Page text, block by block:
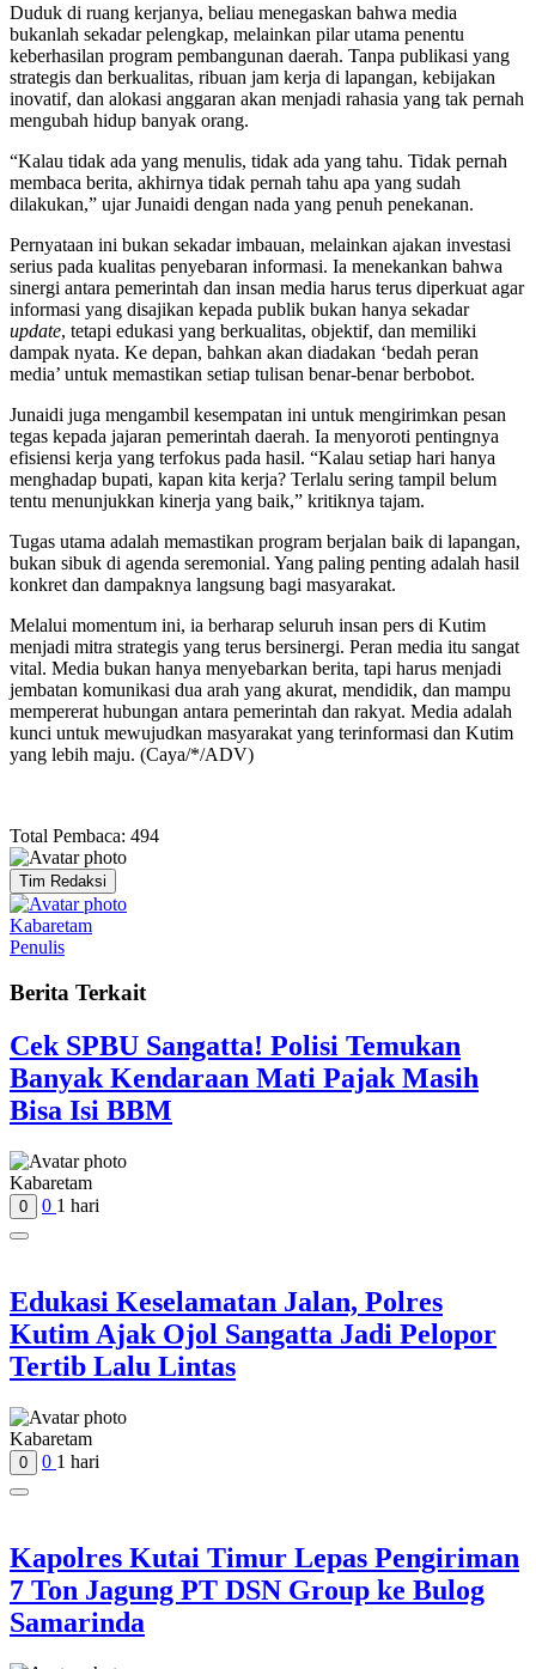
Duduk di ruang kerjanya, beliau menegaskan bahwa media
bukanlah sekadar pelengkap, melainkan pilar utama penentu
keberhasilan program pembangunan daerah. Tanpa publikasi yang
strategis dan berkualitas, ribuan jam kerja di lapangan, kebijakan
inovatif, dan alokasi anggaran akan menjadi rahasia yang tak pernah
mengubah hidup banyak orang.
“Kalau tidak ada yang menulis, tidak ada yang tahu. Tidak pernah
membaca berita, akhirnya tidak pernah tahu apa yang sudah
dilakukan,” ujar Junaidi dengan nada yang penuh penekanan.
Pernyataan ini bukan sekadar imbauan, melainkan ajakan investasi
serius pada kualitas penyebaran informasi. Ia menekankan bahwa
sinergi antara pemerintah dan insan media harus terus diperkuat agar
informasi yang disajikan kepada publik bukan hanya sekadar
update, tetapi edukasi yang berkualitas, objektif, dan memiliki
dampak nyata. Ke depan, bahkan akan diadakan ‘bedah peran
media’ untuk memastikan setiap tulisan benar-benar berbobot.
Junaidi juga mengambil kesempatan ini untuk mengirimkan pesan
tegas kepada jajaran pemerintah daerah. Ia menyoroti pentingnya
efisiensi kerja yang terfokus pada hasil. “Kalau setiap hari hanya
menghadap bupati, kapan kita kerja? Terlalu sering tampil belum
tentu menunjukkan kinerja yang baik,” kritiknya tajam.
Tugas utama adalah memastikan program berjalan baik di lapangan,
bukan sibuk di agenda seremonial. Yang paling penting adalah hasil
konkret dan dampaknya langsung bagi masyarakat.
Melalui momentum ini, ia berharap seluruh insan pers di Kutim
menjadi mitra strategis yang terus bersinergi. Peran media itu sangat
vital. Media bukan hanya menyebarkan berita, tapi harus menjadi
jembatan komunikasi dua arah yang akurat, mendidik, dan mampu
mempererat hubungan antara pemerintah dan rakyat. Media adalah
kunci untuk mewujudkan masyarakat yang terinformasi dan Kutim
yang lebih maju. (Caya/*/ADV)
Total Pembaca: 494
Tim Redaksi
Kabaretam
Penulis
Berita Terkait
Cek SPBU Sangatta! Polisi Temukan
Banyak Kendaraan Mati Pajak Masih
Bisa Isi BBM
Kabaretam
0 0 1 hari
Edukasi Keselamatan Jalan, Polres
Kutim Ajak Ojol Sangatta Jadi Pelopor
Tertib Lalu Lintas
Kabaretam
0 0 1 hari
Kapolres Kutai Timur Lepas Pengiriman
7 Ton Jagung PT DSN Group ke Bulog
Samarinda